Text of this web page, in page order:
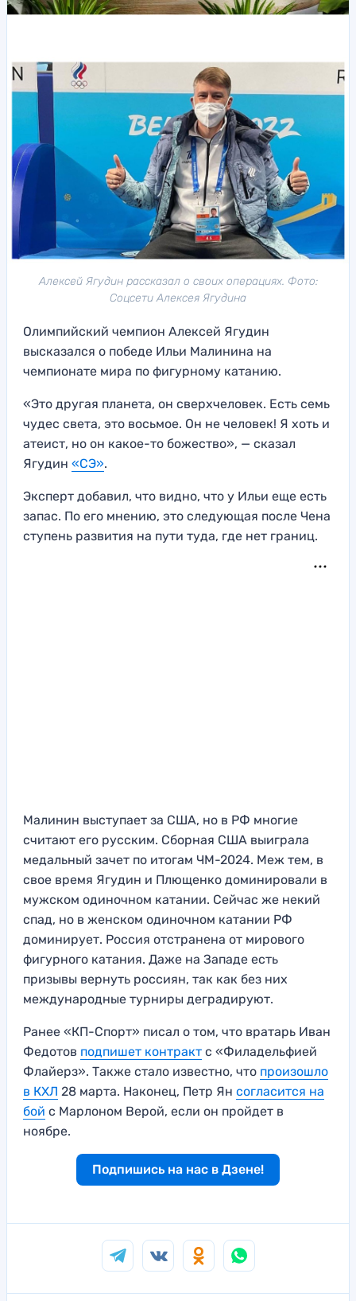
Алексей Ягудин рассказал о своих операциях. Фото:
Соцсети Алексея Ягудина
Олимпийский чемпион Алексей Ягудин
высказался о победе Ильи Малинина на
чемпионате мира по фигурному катанию.
«Это другая планета, он сверхчеловек. Есть семь
чудес света, это восьмое. Он не человек! Я хоть и
атеист, но он какое-то божество», — сказал
Ягудин «СЭ».
Эксперт добавил, что видно, что у Ильи еще есть
запас. По его мнению, это следующая после Чена
ступень развития на пути туда, где нет границ.
Малинин выступает за США, но в РФ многие
считают его русским. Сборная США выиграла
медальный зачет по итогам ЧМ-2024. Меж тем, в
свое время Ягудин и Плющенко доминировали в
мужском одиночном катании. Сейчас же некий
спад, но в женском одиночном катании РФ
доминирует. Россия отстранена от мирового
фигурного катания. Даже на Западе есть
призывы вернуть россиян, так как без них
международные турниры деградируют.
Ранее «КП-Спорт» писал о том, что вратарь Иван
Федотов подпишет контракт с «Филадельфией
Флайерз». Также стало известно, что произошло
в КХЛ 28 марта. Наконец, Петр Ян согласится на
бой с Марлоном Верой, если он пройдет в
ноябре.
Подпишись на нас в Дзене!